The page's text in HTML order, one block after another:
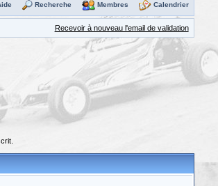
Recherche Membres Calendrier
Recevoir à nouveau l'email de validation